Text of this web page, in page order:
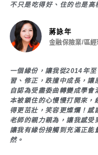
不只是吃得好、住的也是
蔣詠年
金融保險業/區經
一個緣份，讓我從2014年
習、修正，跌撞中成長，讓
自認為受盡委曲轉變成學
本被鎖住的心慢慢打開來，
得更茁壯，笑容更燦爛！感
老師的親力親為，讓我感受
讓我有緣份接觸到充滿正能
然。